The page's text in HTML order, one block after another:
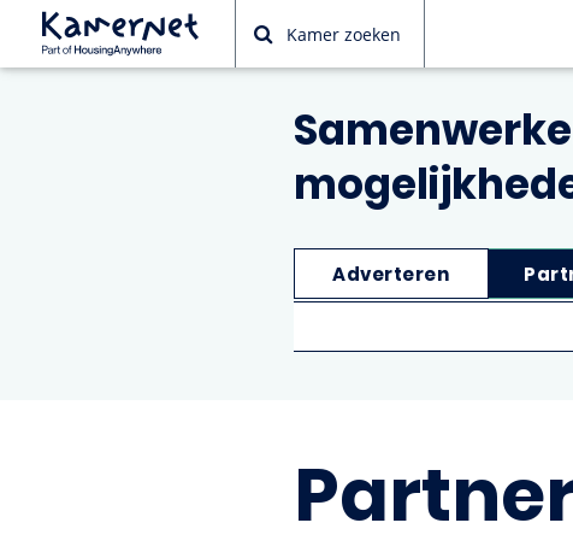
Kamer zoeken
Adverteren